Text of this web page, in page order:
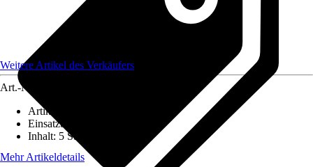
Weitere Artikel des Verkäufers
Art.-Nr.
Artikeltyp
Einsatzbereich
Inhalt: 5 Stück
Mehr Artikeldetails